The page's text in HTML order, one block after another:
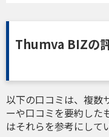
Thumva BIZの
以下の口コミは、複数
ーや口コミを要約した
はそれらを参考にして